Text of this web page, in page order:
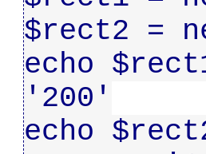
$rect2 =
echo
'200'
echo